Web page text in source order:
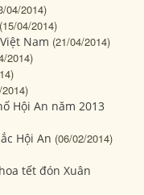
04/2014)
(15/04/2014)
Nam (21/04/2014)
2014)
Hội An năm 2013
Hội An (06/02/2014)
tết đón Xuân